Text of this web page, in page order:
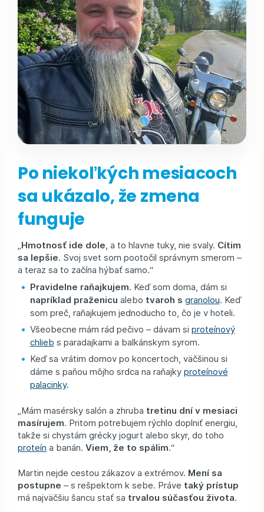
Po niekoľkých mesiacoch
sa ukázalo, že zmena
funguje
Hmotnosť ide dole , a to hlavne tuky, nie svaly. Cítim
sa lepšie. Svoj svet som pootočil správnym smerom –
a teraz sa to začína hýbať samo.“
Pravidelne raňajkujem. Keď som doma, dám si
napríklad praženicu alebo tvaroh s granolou. Keď
som preč, raňajkujem jednoducho to, čo je v hoteli.
Všeobecne mám rád pečivo – dávam si proteínový
chlieb s paradajkami a balkánskym syrom.
Keď sa vrátim domov po koncertoch, väčšinou si
dáme s paňou môjho srdca na raňajky proteínové
palacinky.
„Mám masérsky salón a zhruba tretinu dní v mesiaci
masírujem. Pritom potrebujem rýchlo doplniť energiu,
takže si chystám grécky jogurt alebo skyr, do toho
proteín a banán. Viem, že to spálim.“
Martin nejde cestou zákazov a extrémov. Mení sa
postupne – s rešpektom k sebe. Práve taký prístup
má najväčšiu šancu stať sa trvalou súčasťou života.